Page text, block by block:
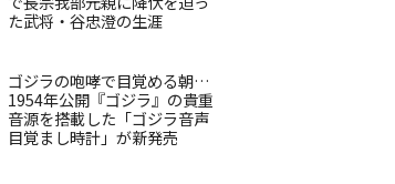
た武将・谷忠澄の生涯
ゴジラの咆哮で目覚める朝…
1954年公開『ゴジラ』の貴重
音源を搭載した「ゴジラ音声
目覚まし時計」が新発売